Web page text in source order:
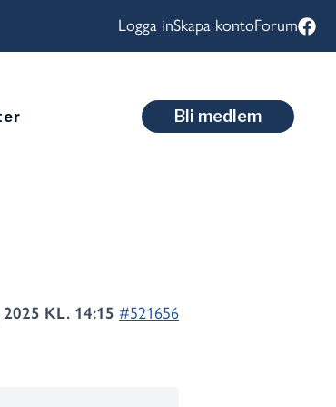
Logga inSkapa kontoForum
Bli medlem
2025 KL. 14:15 #521656